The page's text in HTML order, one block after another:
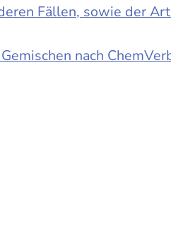
Fällen, sowie der
nach